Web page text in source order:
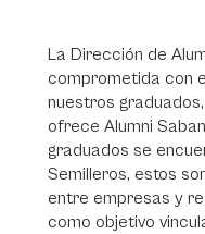
La Dirección de
comprometida con
nuestros
ofrece Alumni
graduados se
Semilleros, estos
entre empresas y
como objetivo